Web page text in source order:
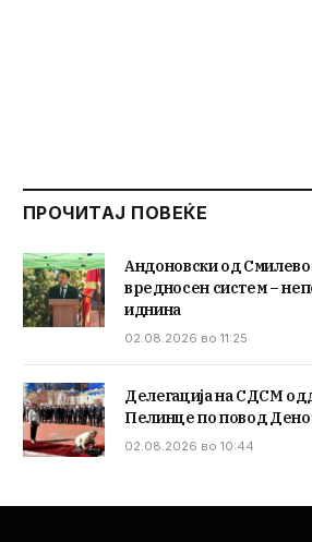
ПРОЧИТАЈ ПОВЕЌЕ
Андоновски од
вредносен систем –
иднина
02.08.2026 во 11:25
Делегација на СДСМ
Пелинце по повод
02.08.2026 во 10:44